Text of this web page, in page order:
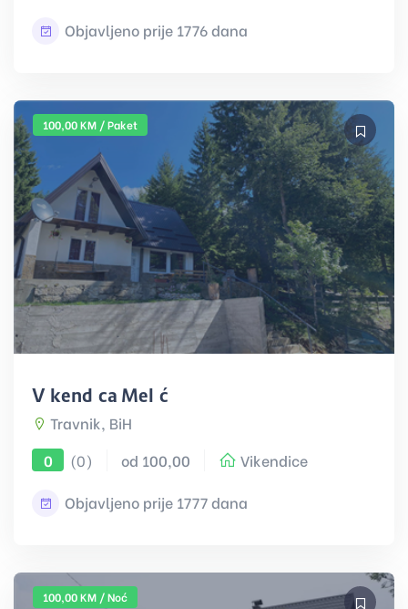
Objavljeno prije 1776 dana
100,00 KM / Paket
Vikendica Melić
Travnik, BiH
0
(0) od 100,00 Vikendice
Objavljeno prije 1777 dana
100,00 KM / Noć